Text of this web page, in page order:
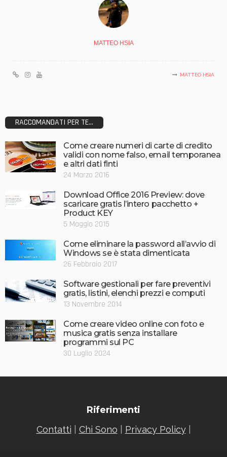
MATTEO HSIA
MATTEO HSIA
RACCOMANDATI PER TE...
Come creare numeri di carte di credito
validi con nome falso, email temporanea
e altri dati finti
24 Marzo 2016
Download Office 2016 Preview: dove
scaricare gratis l’intero pacchetto +
Product KEY
5 Maggio 2015
Come eliminare la password all’avvio di
Windows se è stata dimenticata
26 Febbraio 2017
Software gestionali per fare preventivi
gratis, listini, elenchi prezzi e computi
13 Novembre 2014
Come creare video online con foto e
musica gratis senza installare
programmi sul PC
30 Luglio 2024
Riferimenti
Contatti Chi Sono Privacy Policy|